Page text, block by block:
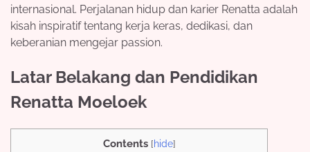
internasional. Perjalanan hidup dan karier Renatta adalah
kisah inspiratif tentang kerja keras, dedikasi, dan
keberanian mengejar passion.
Latar Belakang dan Pendidikan
Renatta Moeloek
Contents [hide]